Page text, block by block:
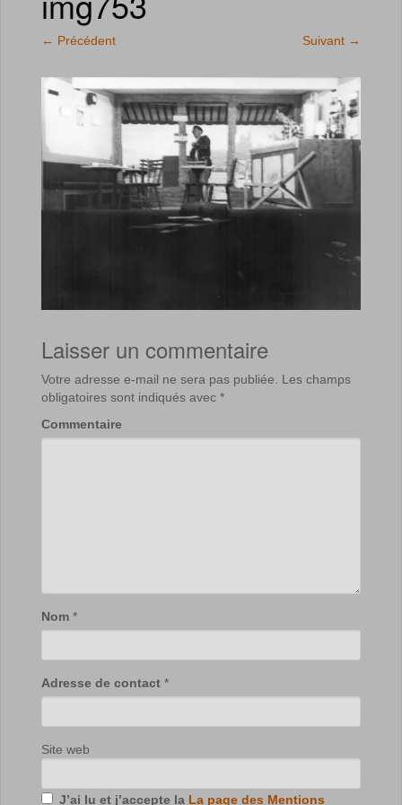
← Précédent Suivant →
Laisser un commentaire
Votre adresse e-mail ne sera pas publiée.
Les champs
obligatoires sont indiqués avec *
Commentaire
Nom *
Adresse de contact *
Site web
J’ai lu et j’accepte la La page des Mentions